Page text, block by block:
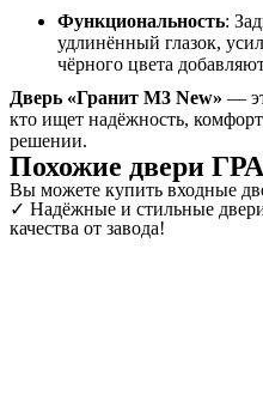
Функциональность:
удлинённый глазок,
чёрного цвета
Дверь «Гранит М3 New» —
кто ищет надёжность,
решении.
Похожие двери
Вы можете купить входные
✓ Надёжные и стильные
качества от завода!